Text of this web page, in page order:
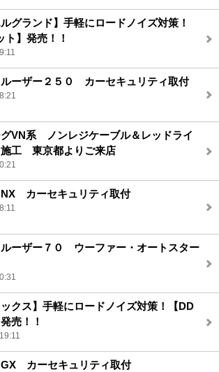
ルグランド】手軽にロードノイズ対策！
ト】発売！！
ーザー２５０ カーセキュリティ取付
グVN系 ノンレジケーブル＆レッドライ
施工 東京都よりご来店
NX カーセキュリティ取付
ーザー７０ ウーファー・オートスター
ックス】手軽にロードノイズ対策！【DD
売！！
GX カーセキュリティ取付